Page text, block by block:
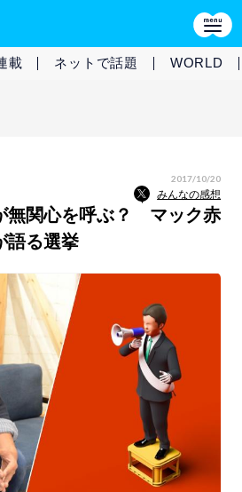
載 ネットで話題 WORLD
2017/10/20
みんなの感想
無関心を呼ぶ？ マック赤
語る選挙